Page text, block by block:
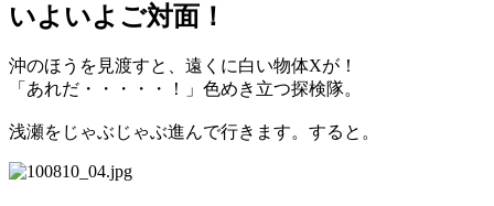
いよいよご対面！
沖のほうを見渡すと、遠くに白い物体Xが！
「あれだ・・・・・！」色めき立つ探検隊。
浅瀬をじゃぶじゃぶ進んで行きます。すると。